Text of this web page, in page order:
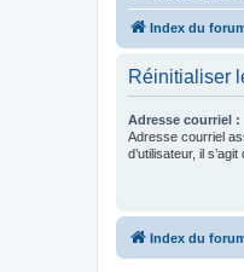
Index du
Réinitialiser
Adresse courriel :
Adresse courriel
d’utilisateur, il
Index du